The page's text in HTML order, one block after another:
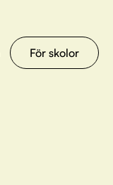
För skolor